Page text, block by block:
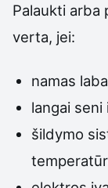
Palaukti arba
verta, jei:
namas
langai
šildymo